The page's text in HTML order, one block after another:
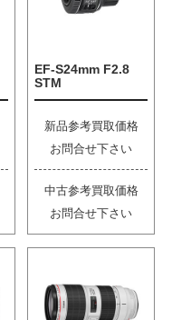
EF-S24mm F2.8
STM
新品参考買取価格
お問合せ下さい
中古参考買取価格
お問合せ下さい